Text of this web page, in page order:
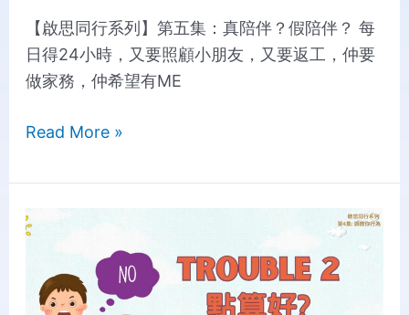
【啟思同行系列】第五集：真陪伴？假陪伴？ 每
日得24小時，又要照顧小朋友，又要返工，仲要
做家務，仲希望有ME
Read More »
【Creative
Series】
Episode